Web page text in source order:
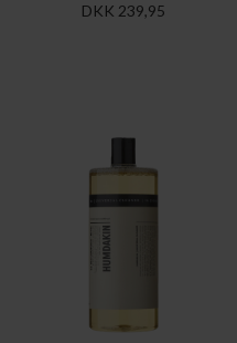
DKK 239,95